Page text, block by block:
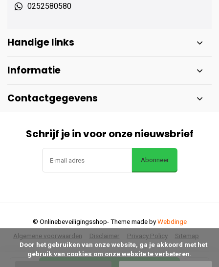
0252580580
Handige links
Informatie
Contactgegevens
Schrijf je in voor onze nieuwsbrief
Abonneer
Algemene voorwaarden Disclaimer Privacy Policy Sitemap
© Onlinebeveiligingsshop- Theme made byWebdinge
gebruik van cookies om onze website te verbeteren.